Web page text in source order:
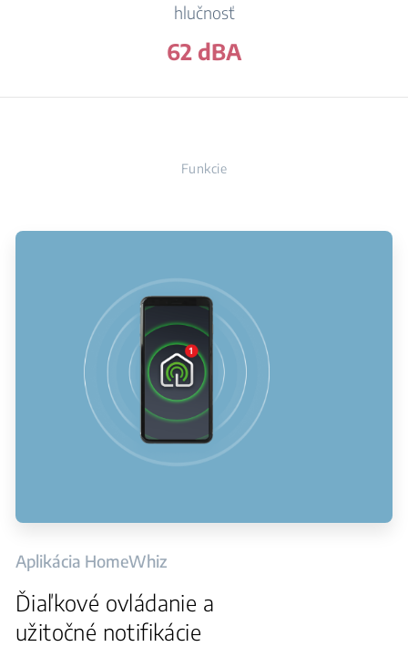
hlučnosť
62 dBA
Funkcie
Aplikácia HomeWhiz
Ďiaľkové ovládanie a
užitočné notifikácie